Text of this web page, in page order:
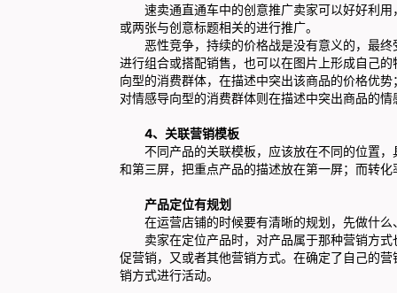
速卖通直通车中的创意推广卖家可以好好利用
或两张与创意标题相关的进行推广。
恶性竞争，持续的价格战是没有意义的，最终
进行组合或搭配销售，也可以在图片上形成自己
向型的消费群体，在描述中突出该商品的价格优
对情感导向型的消费群体则在描述中突出商品的
4、关联营销模板
不同产品的关联模板，应该放在不同的位置，
和第三屏，把重点产品的描述放在第一屏；而转
产品定位有规划
在运营店铺的时候要有清晰的规划，先做什么
卖家在定位产品时，对产品属于那种营销方式
促营销，又或者其他营销方式。在确定了自己的
销方式进行活动。